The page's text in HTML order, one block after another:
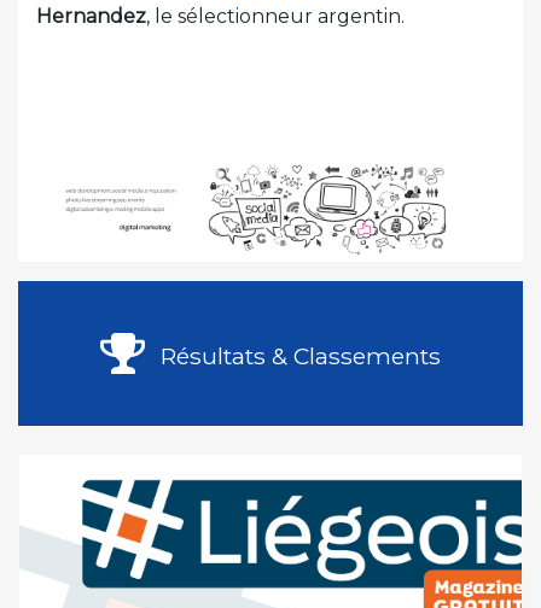
Hernandez, le sélectionneur argentin.
Résultats & Classements